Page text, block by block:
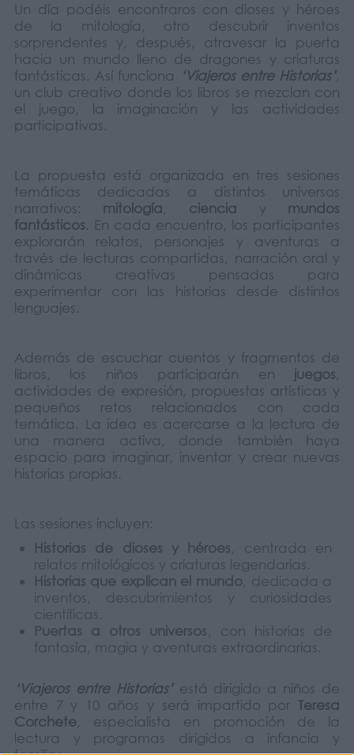
Un día podéis encontraros con dioses y héroes
de la mitología, otro descubrir inventos
sorprendentes y, después, atravesar la puerta
hacia un mundo lleno de dragones y criaturas
fantásticas. Así funciona
‘Viajeros entre Historias’,
un club creativo donde los libros se mezclan con
el juego, la imaginación y las actividades
participativas.
La propuesta está organizada en tres sesiones
temáticas dedicadas a distintos universos
narrativos: mitología, ciencia y mundos
fantásticos. En cada encuentro, los participantes
explorarán relatos, personajes y aventuras a
través de lecturas compartidas, narración oral y
dinámicas creativas pensadas para
experimentar con las historias desde distintos
lenguajes.
Además de escuchar cuentos y fragmentos de
libros, los niños participarán en juegos,
actividades de expresión, propuestas artísticas y
pequeños retos relacionados con cada
temática. La idea es acercarse a la lectura de
una manera activa, donde también haya
espacio para imaginar, inventar y crear nuevas
historias propias.
Las sesiones incluyen:
Historias de dioses y héroes, centrada en
relatos mitológicos y criaturas legendarias.
Historias que explican el mundo, dedicada a
inventos, descubrimientos y curiosidades
científicas.
Puertas a otros universos, con historias de
fantasía, magia y aventuras extraordinarias.
‘Viajeros entre Historias’está dirigido a niños de
entre 7 y 10 años y será impartido por Teresa
Corchete, especialista en promoción de la
lectura y programas dirigidos a infancia y